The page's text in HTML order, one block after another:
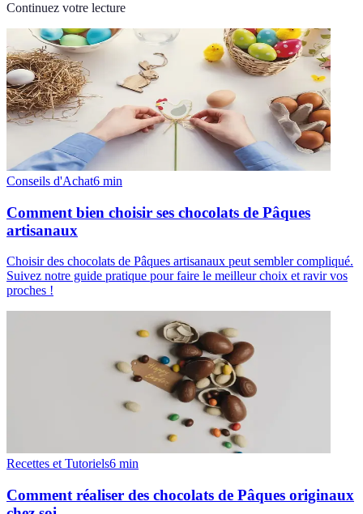
Continuez votre lecture
Conseils d'Achat6 min
Comment bien choisir ses chocolats de Pâques
artisanaux
Choisir des chocolats de Pâques artisanaux peut sembler compliqué.
Suivez notre guide pratique pour faire le meilleur choix et ravir vos
proches !
Recettes et Tutoriels6 min
Comment réaliser des chocolats de Pâques originaux